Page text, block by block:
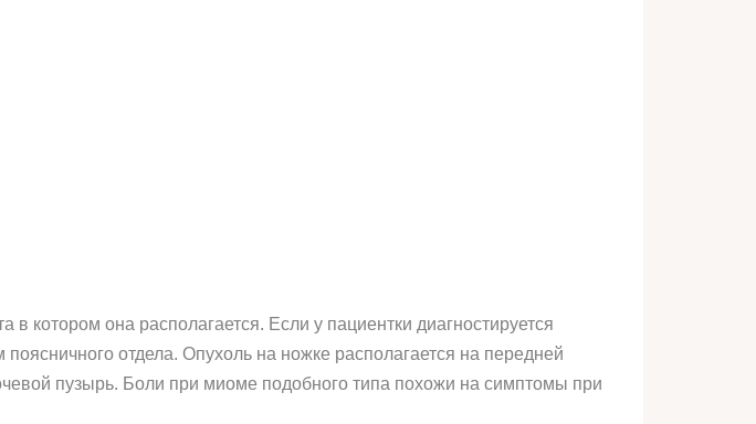
котором она располагается. Если у пациентки диагностируется
отдела. Опухоль на ножке располагается на передней
пузырь. Боли при миоме подобного типа похожи на симптомы при